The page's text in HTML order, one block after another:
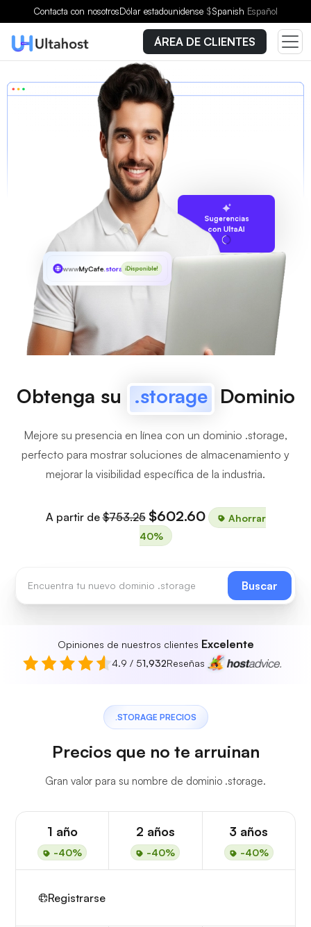
Contacta con nosotrosDólar estadounidense $Spanish Español
ÁREA DE CLIENTES
Sugerencias
con UltaAI
wwwMyCafe.storage¡Disponible!
Obtenga su .storage Dominio
Mejore su presencia en línea con un dominio .storage,
perfecto para mostrar soluciones de almacenamiento y
mejorar la visibilidad específica de la industria.
A partir de$753.25 $602.60
Ahorrar
40%
Buscar
Opiniones de nuestros clientes Excelente
4.9 / 51,932Reseñas
.STORAGE PRECIOS
Precios que no te arruinan
Gran valor para su nombre de dominio .storage.
1 año
-40%
2 años
-40%
3 años
-40%
Registrarse